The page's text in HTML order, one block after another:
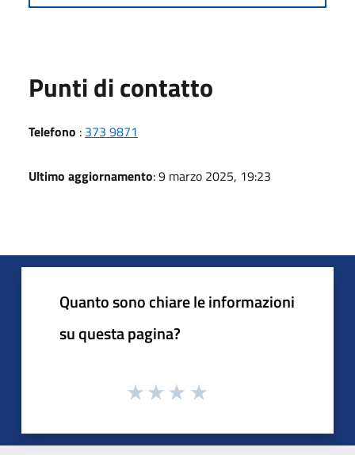
Punti di contatto
Telefono : 373 9871
Ultimo aggiornamento: 9 marzo 2025, 19:23
Quanto sono chiare le informazioni
su questa pagina?